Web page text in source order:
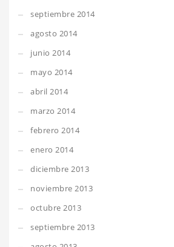
septiembre 2014
agosto 2014
junio 2014
mayo 2014
abril 2014
marzo 2014
febrero 2014
enero 2014
diciembre 2013
noviembre 2013
octubre 2013
septiembre 2013